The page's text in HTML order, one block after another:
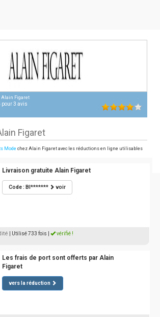
Alain Figaret
pour3 avis
Figaret
Mode chez Alain Figaret avec les réductions en ligne utilisables
Livraison gratuite Alain Figaret
Code : BI******* voir
| Utilisé 733 fois vérifié !
Les frais de port sont offerts par Alain
Figaret
vers la réduction